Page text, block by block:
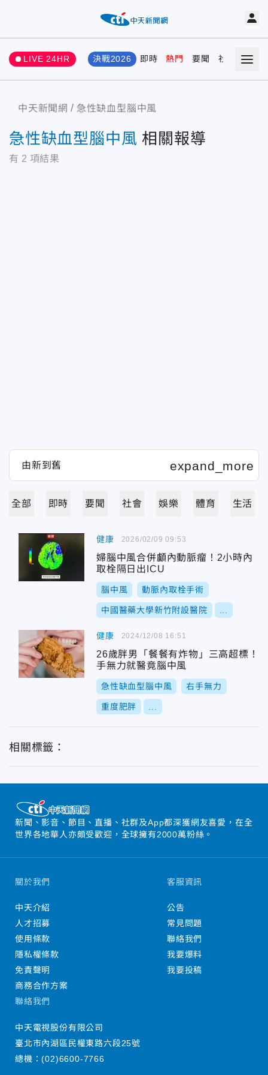
LIVE 24HR 決戰2026 即時 熱門 要聞 社會 娛樂
中天新聞網 急性缺血型腦中風
急性缺血型腦中風 相關報導
有 2 項結果
全部 即時 要聞 社會 娛樂 體育 生活
健康
婦腦中風合併顱內動脈瘤！2小時內
取栓隔日出ICU
腦中風 動脈內取栓手術
中國醫藥大學新竹附設醫院
2026/02/09 09:53
健康
26歲胖男「餐餐有炸物」三高超標！
手無力就醫竟腦中風
急性缺血型腦中風 右手無力
重度肥胖
2024/12/08 16:51
相關標籤：
新聞、影音、節目、直播、社群及App都深獲網友喜愛，在全
世界各地華人亦頗受歡迎，全球擁有2000萬粉絲。
關於我們
中天介紹
人才招募
使用條款
隱私權條款
免責聲明
商務合作方案
客服資訊
公告
常見問題
聯絡我們
我要爆料
我要投稿
聯絡我們
中天電視股份有限公司
臺北市內湖區民權東路六段25號
總機：(02)6600-7766